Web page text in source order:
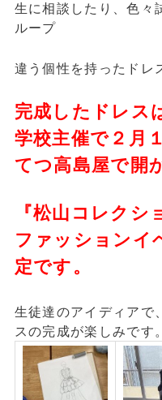
生に相談したり、色々
ループ
違う個性を持ったドレ
完成したドレス
学校主催で２月
てつ高島屋で開
『松山コレクシ
ファッションイ
定です。
生徒達のアイディアで
スの完成が楽しみです。